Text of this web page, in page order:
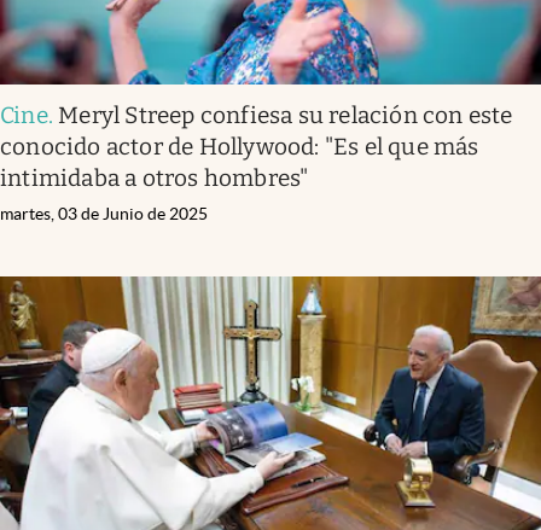
Cine. Meryl Streep confiesa su relación con este
conocido actor de Hollywood: "Es el que más
intimidaba a otros hombres"
martes, 03 de Junio de 2025